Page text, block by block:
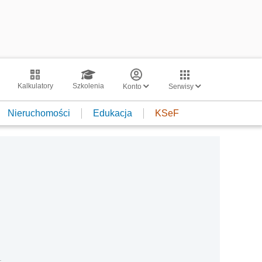
Kalkulatory Szkolenia Konto Serwisy
Nieruchomości Edukacja KSeF